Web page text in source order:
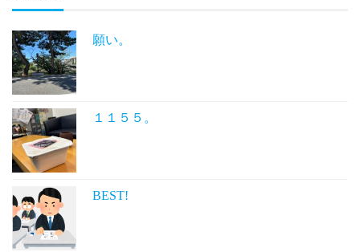
願い。
１１５５。
BEST!